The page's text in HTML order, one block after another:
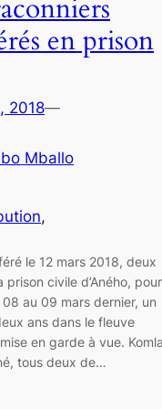
en prison
2018—
Mballo
le 12 mars 2018, deux
prison civile d’Aného, pour
au 09 mars dernier, un
ans dans le fleuve
en garde à vue.
tous deux de…